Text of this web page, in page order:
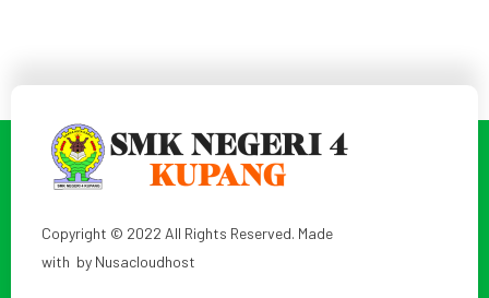
Copyright © 2022 All Rights Reserved. Made
with by Nusacloudhost